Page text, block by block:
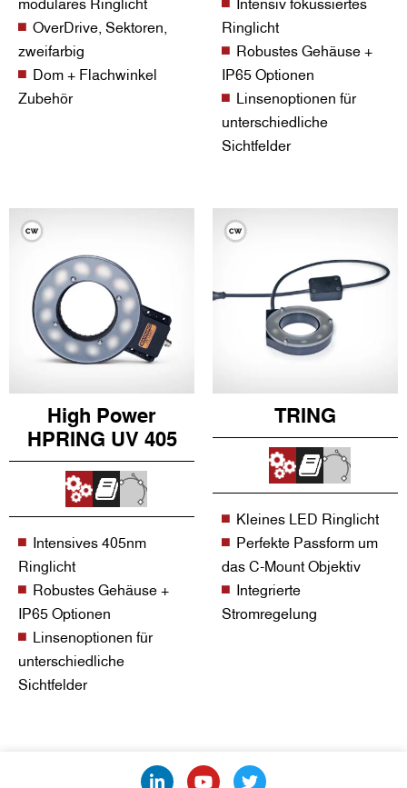
OverDrive, Sektoren,
zweifarbig
Dom + Flachwinkel
Zubehör
Ringlicht
Robustes Gehäuse +
IP65 Optionen
Linsenoptionen für
unterschiedliche
Sichtfelder
High Power
HPRING UV 405
Intensives 405nm
Ringlicht
Robustes Gehäuse +
IP65 Optionen
Linsenoptionen für
unterschiedliche
Sichtfelder
TRING
Kleines LED Ringlicht
Perfekte Passform um
das C-Mount Objektiv
Integrierte
Stromregelung